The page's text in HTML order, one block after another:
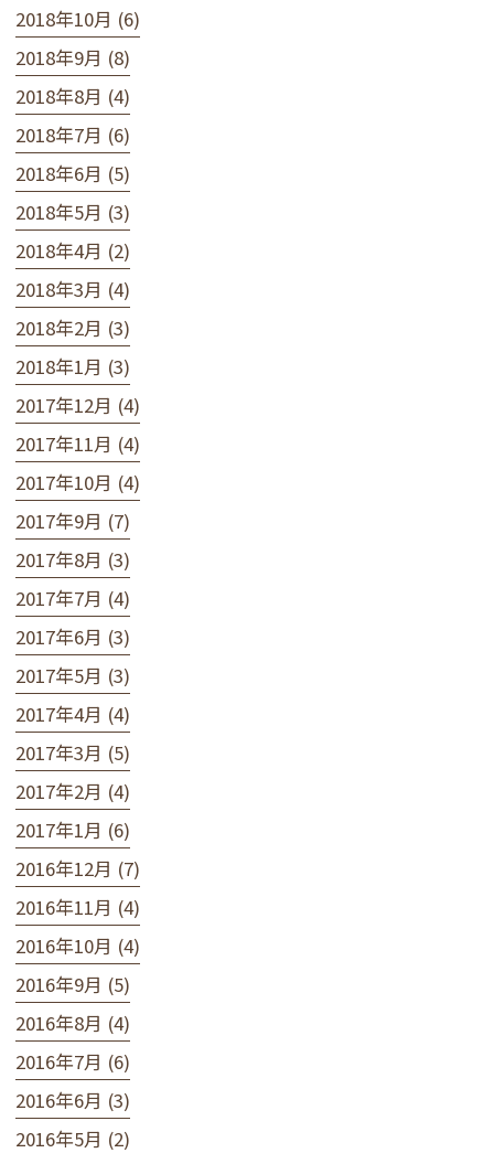
2018年10月 (6)
2018年9月 (8)
2018年8月 (4)
2018年7月 (6)
2018年6月 (5)
2018年5月 (3)
2018年4月 (2)
2018年3月 (4)
2018年2月 (3)
2018年1月 (3)
2017年12月 (4)
2017年11月 (4)
2017年10月 (4)
2017年9月 (7)
2017年8月 (3)
2017年7月 (4)
2017年6月 (3)
2017年5月 (3)
2017年4月 (4)
2017年3月 (5)
2017年2月 (4)
2017年1月 (6)
2016年12月 (7)
2016年11月 (4)
2016年10月 (4)
2016年9月 (5)
2016年8月 (4)
2016年7月 (6)
2016年6月 (3)
2016年5月 (2)